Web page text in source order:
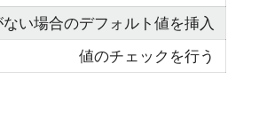
い場合のデフォルト値を挿入
値のチェックを行う